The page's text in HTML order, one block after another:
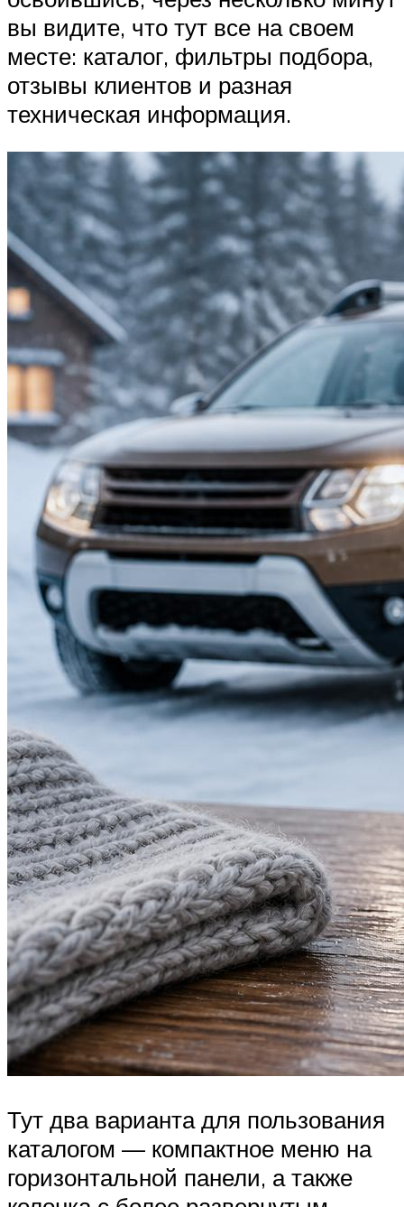
вы видите, что тут все на своем
месте: каталог, фильтры подбора,
отзывы клиентов и разная
техническая информация.
Тут два варианта для пользования
каталогом — компактное меню на
горизонтальной панели, а также